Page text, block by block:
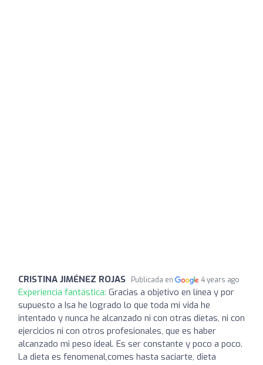
CRISTINA JIMÉNEZ ROJAS Publicada en 4 years ago
Experiencia fantástica: Gracias a objetivo en línea y por
supuesto a Isa he logrado lo que toda mi vida he
intentado y nunca he alcanzado ni con otras dietas, ni con
ejercicios ni con otros profesionales, que es haber
alcanzado mi peso ideal. Es ser constante y poco a poco.
La dieta es fenomenal,comes hasta saciarte, dieta